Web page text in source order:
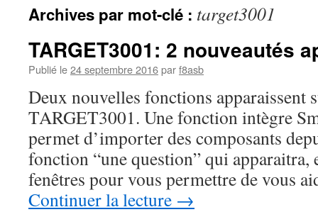
Archives par mot-clé : target3001
TARGET3001: 2 nouveautés
Publié le24 septembre 2016parf8asb
Deux nouvelles fonctions apparaissent
TARGET3001. Une fonction intègre
permet d’importer des composants
fonction “une question” qui apparaitra,
fenêtres pour vous permettre de vous
Continuer la lecture →